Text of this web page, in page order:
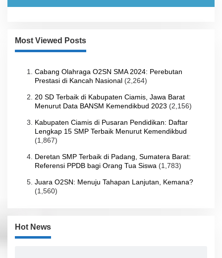
Most Viewed Posts
Cabang Olahraga O2SN SMA 2024: Perebutan
Prestasi di Kancah Nasional (2,264)
20 SD Terbaik di Kabupaten Ciamis, Jawa Barat
Menurut Data BANSM Kemendikbud 2023 (2,156)
Kabupaten Ciamis di Pusaran Pendidikan: Daftar
Lengkap 15 SMP Terbaik Menurut Kemendikbud
(1,867)
Deretan SMP Terbaik di Padang, Sumatera Barat:
Referensi PPDB bagi Orang Tua Siswa (1,783)
Juara O2SN: Menuju Tahapan Lanjutan, Kemana?
(1,560)
Hot News